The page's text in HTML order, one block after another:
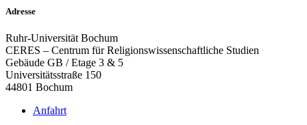
Adresse
Ruhr-Universität Bochum
CERES – Centrum für Religionswissenschaftliche Studien
Gebäude GB / Etage 3 & 5
Universitätsstraße 150
44801 Bochum
Anfahrt